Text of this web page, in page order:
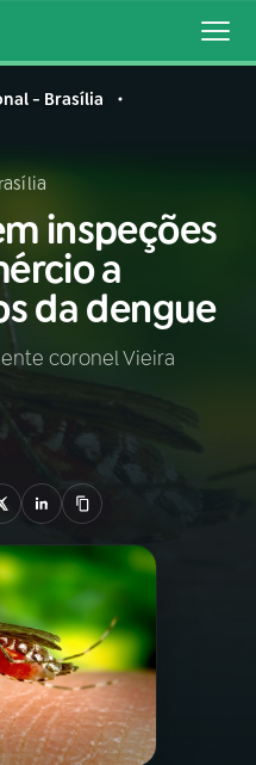
- Brasília
inspeções
a
da dengue
coronel Vieira